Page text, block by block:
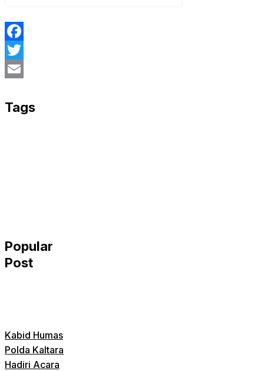
Facebook
Twitter
Tags
Popular
Post
Kabid Humas
Polda Kaltara
Hadiri Acara